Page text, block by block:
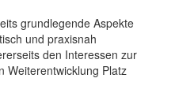
grundlegende Aspekte
und praxisnah
den Interessen zur
Weiterentwicklung Platz